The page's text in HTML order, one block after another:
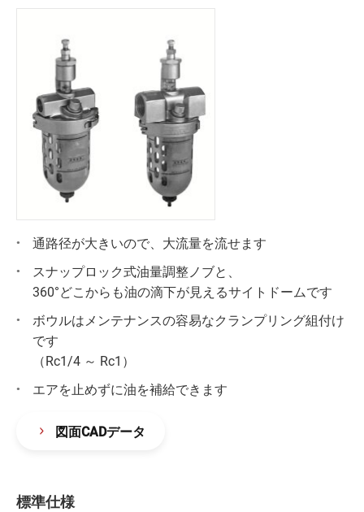
通路径が大きいので、大流量を流せます
スナップロック式油量調整ノブと、
360°どこからも油の滴下が見えるサイトドームです
ボウルはメンテナンスの容易なクランプリング組付け
です
（Rc1/4 ～ Rc1）
エアを止めずに油を補給できます
図面CADデータ
標準仕様